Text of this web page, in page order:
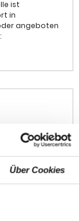
Über Cookies
Assistent,
(Solar-
ist
in
angeboten